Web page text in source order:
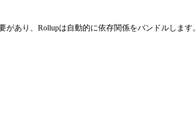
があり、Rollupは自動的に依存関係をバンドルしま